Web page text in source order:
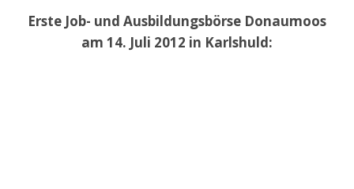
Erste Job- und Ausbildungsbörse Donaumoos
am 14. Juli 2012 in Karlshuld: